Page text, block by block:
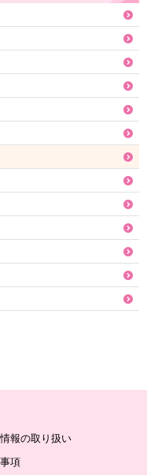
報の取り扱い
項